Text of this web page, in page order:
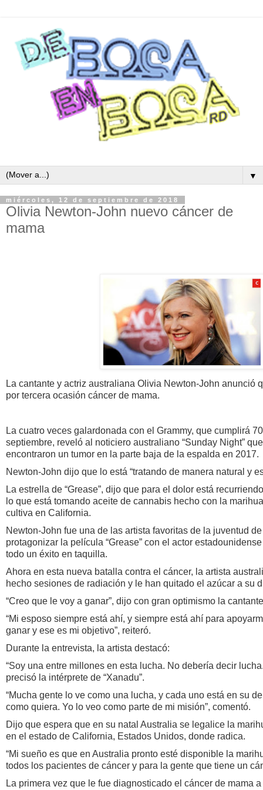
▼
miércoles, 12 de septiembre de 2018
Olivia Newton-John nuevo cáncer de
mama
La cantante y actriz australiana Olivia Newton-John anunció
por tercera ocasión cáncer de mama.
La cuatro veces galardonada con el Grammy, que cumplirá
septiembre, reveló al noticiero australiano “Sunday Night”
encontraron un tumor en la parte baja de la espalda en 2017.
Newton-John dijo que lo está “tratando de manera natural y
La estrella de “Grease”, dijo que para el dolor está
lo que está tomando aceite de cannabis hecho con la
cultiva en California.
Newton-John fue una de las artista favoritas de la juventud
protagonizar la película “Grease” con el actor
todo un éxito en taquilla.
Ahora en esta nueva batalla contra el cáncer, la artista
hecho sesiones de radiación y le han quitado el azúcar a su
“Creo que le voy a ganar”, dijo con gran optimismo la
“Mi esposo siempre está ahí, y siempre está ahí para
ganar y ese es mi objetivo”, reiteró.
Durante la entrevista, la artista destacó:
“Soy una entre millones en esta lucha. No debería decir
precisó la intérprete de “Xanadu”.
“Mucha gente lo ve como una lucha, y cada uno está en su
como quiera. Yo lo veo como parte de mi misión”, comentó.
Dijo que espera que en su natal Australia se legalice la
en el estado de California, Estados Unidos, donde radica.
“Mi sueño es que en Australia pronto esté disponible la
todos los pacientes de cáncer y para la gente que tiene un
La primera vez que le fue diagnosticado el cáncer de mama